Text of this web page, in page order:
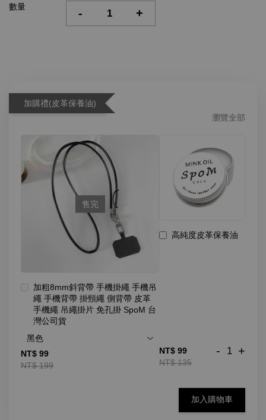
數量 - +
加購禮(皮革保養油)
瀏覽全部
售完
加粗8mm斜背帶 手機掛繩 手機吊
繩 手機背帶 掛頸繩 側背帶 皮革
手機繩 吊繩掛片 免孔掛 SpoM 台
灣公司貨
NT$ 99
NT$ 199
高純度皮革保養油
NT$ 99
NT$ 135
- +
加入購物車